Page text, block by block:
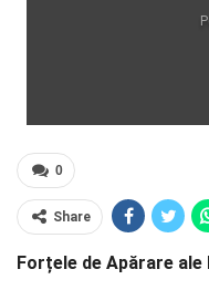
0
Share
Forțele de Apărare